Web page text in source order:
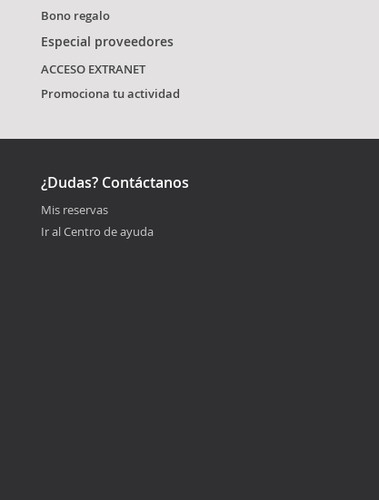
Bono regalo
Especial proveedores
ACCESO EXTRANET
Promociona tu actividad
¿Dudas? Contáctanos
Mis reservas
Ir al Centro de ayuda